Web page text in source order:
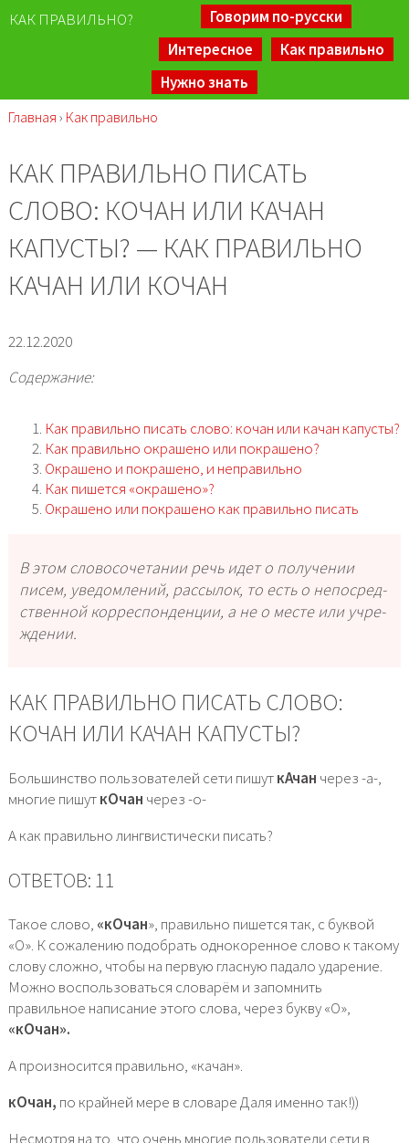
КАК ПРАВИЛЬНО?
Говорим по-русски
Интересное
Как правильно
Нужно знать
Главная › Как правильно
КАК ПРАВИЛЬНО ПИСАТЬ
СЛОВО: КОЧАН ИЛИ КАЧАН
КАПУСТЫ? — КАК ПРАВИЛЬНО
КАЧАН ИЛИ КОЧАН
22.12.2020
Содержание:
Как правильно писать слово: кочан или качан капусты?
Как правильно окрашено или покрашено?
Окрашено и покрашено, и неправильно
Как пишется «окрашено»?
Окрашено или покрашено как правильно писать
В этом сло­во­со­че­та­нии речь идет о полу­че­нии
писем, уве­дом­ле­ний, рас­сы­лок, то есть о непо­сред­
ствен­ной кор­ре­спон­ден­ции, а не о месте или учре­
жде­нии.
КАК ПРАВИЛЬНО ПИСАТЬ СЛОВО:
КОЧАН ИЛИ КАЧАН КАПУСТЫ?
Большинство пользователей сети пишуткАчан через -а-,
многие пишуткОчан через -о-
А как правильно лингвистически писать?
ОТВЕТОВ: 11
Такое слово, «кОчан», правильно пишется так, с буквой
«О». К сожалению подобрать однокоренное слово к такому
слову сложно, чтобы на первую гласную падало ударение.
Можно воспользоваться словарём и запомнить
правильное написание этого слова, через букву «О»,
«кОчан».
А произносится правильно, «качан».
кОчан, по крайней мере в словаре Даля именно так!))
Несмотря на то, что очень многие пользователи сети в